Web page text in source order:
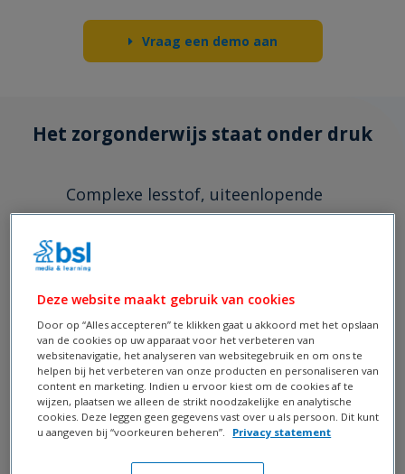
Vraag een demo aan
Het zorgonderwijs staat onder druk
Complexe lesstof, uiteenlopende
leerbehoeften, flexibel onderwijs en
toenemende werkdruk maken het steeds
uitdagender om iedere student optimaal te
begeleiden. Studenten hebben behoefte aan
uitleg op maat, terwijl docenten tijd
tekortkomen voor verdieping en persoonlijke
aandacht.
Grote diversiteit in kennisniveau en
Deze website maakt gebruik van cookies
Door op “Alles accepteren” te klikken gaat u akkoord met het opslaan
van de cookies op uw apparaat voor het verbeteren van
websitenavigatie, het analyseren van websitegebruik en om ons te
helpen bij het verbeteren van onze producten en personaliseren van
content en marketing. Indien u ervoor kiest om de cookies af te
wijzen, plaatsen we alleen de strikt noodzakelijke en analytische
cookies. Deze leggen geen gegevens vast over u als persoon. Dit kunt
u aangeven bij “voorkeuren beheren”.
Privacy statement